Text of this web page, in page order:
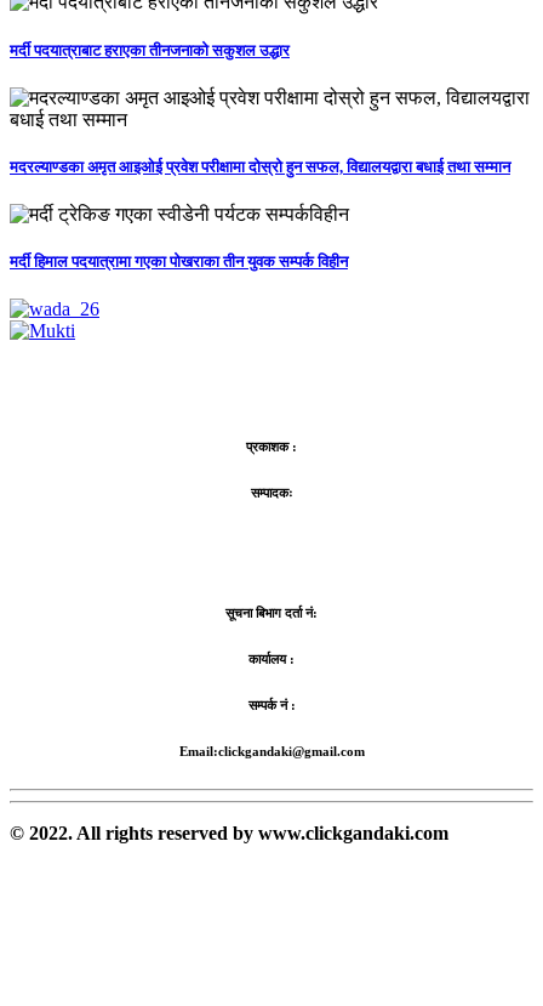
मर्दी पदयात्राबाट हराएका तीनजनाको सकुशल उद्धार
मदरल्याण्डका अमृत आइओई प्रवेश परीक्षामा दोस्रो हुन सफल, विद्यालयद्वारा बधाई तथा सम्मान
मर्दी हिमाल पदयात्रामा गएका पोखराका तीन युवक सम्पर्क विहीन
प्रकाशक :
सम्पादकः
सूचना बिभाग दर्ता नं:
कार्यालय :
सम्पर्क नं :
Email:clickgandaki@gmail.com
© 2022. All rights reserved by www.clickgandaki.com